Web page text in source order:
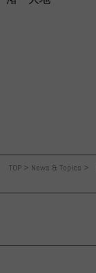
TOP > News & Topics >